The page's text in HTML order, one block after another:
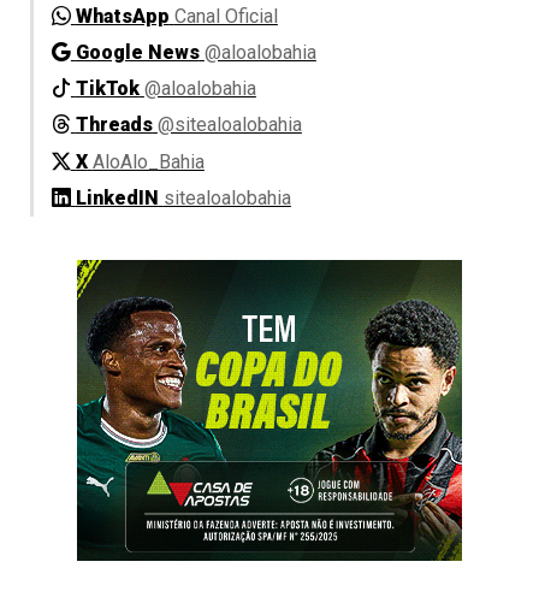
WhatsApp Canal Oficial
Google News @aloalobahia
TikTok @aloalobahia
Threads @sitealoalobahia
X AloAlo_Bahia
LinkedIN sitealoalobahia